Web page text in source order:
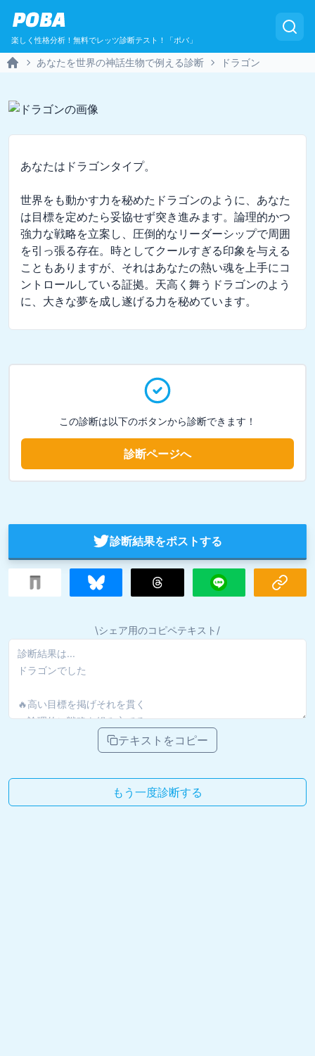
POBA
楽しく性格分析！無料でレッツ診断テスト！「ポバ」
あなたを世界の神話生物で例える診断 ドラゴン
あなたはドラゴンタイプ。
世界をも動かす力を秘めたドラゴンのように、あなた
は目標を定めたら妥協せず突き進みます。論理的かつ
強力な戦略を立案し、圧倒的なリーダーシップで周囲
を引っ張る存在。時としてクールすぎる印象を与える
こともありますが、それはあなたの熱い魂を上手にコ
ントロールしている証拠。天高く舞うドラゴンのよう
に、大きな夢を成し遂げる力を秘めています。
この診断は以下のボタンから診断できます！
診断ページへ
診断結果をポストする
\シェア用のコピペテキスト/
テキストをコピー
もう一度診断する